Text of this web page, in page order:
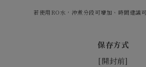
若使用RO水，沖煮分段可增加、時間建議
保存方式
[開封前]